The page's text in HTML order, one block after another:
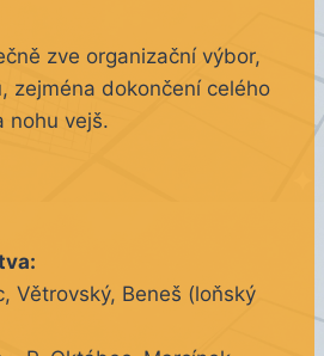
zve organizační výbor,
zejména dokončení celého
nohu vejš.
Větrovský, Beneš (loňský